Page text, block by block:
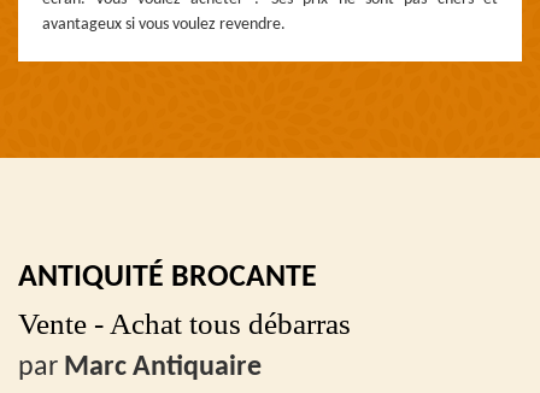
avantageux si vous voulez revendre.
ANTIQUITÉ BROCANTE
Vente - Achat tous débarras
par Marc Antiquaire